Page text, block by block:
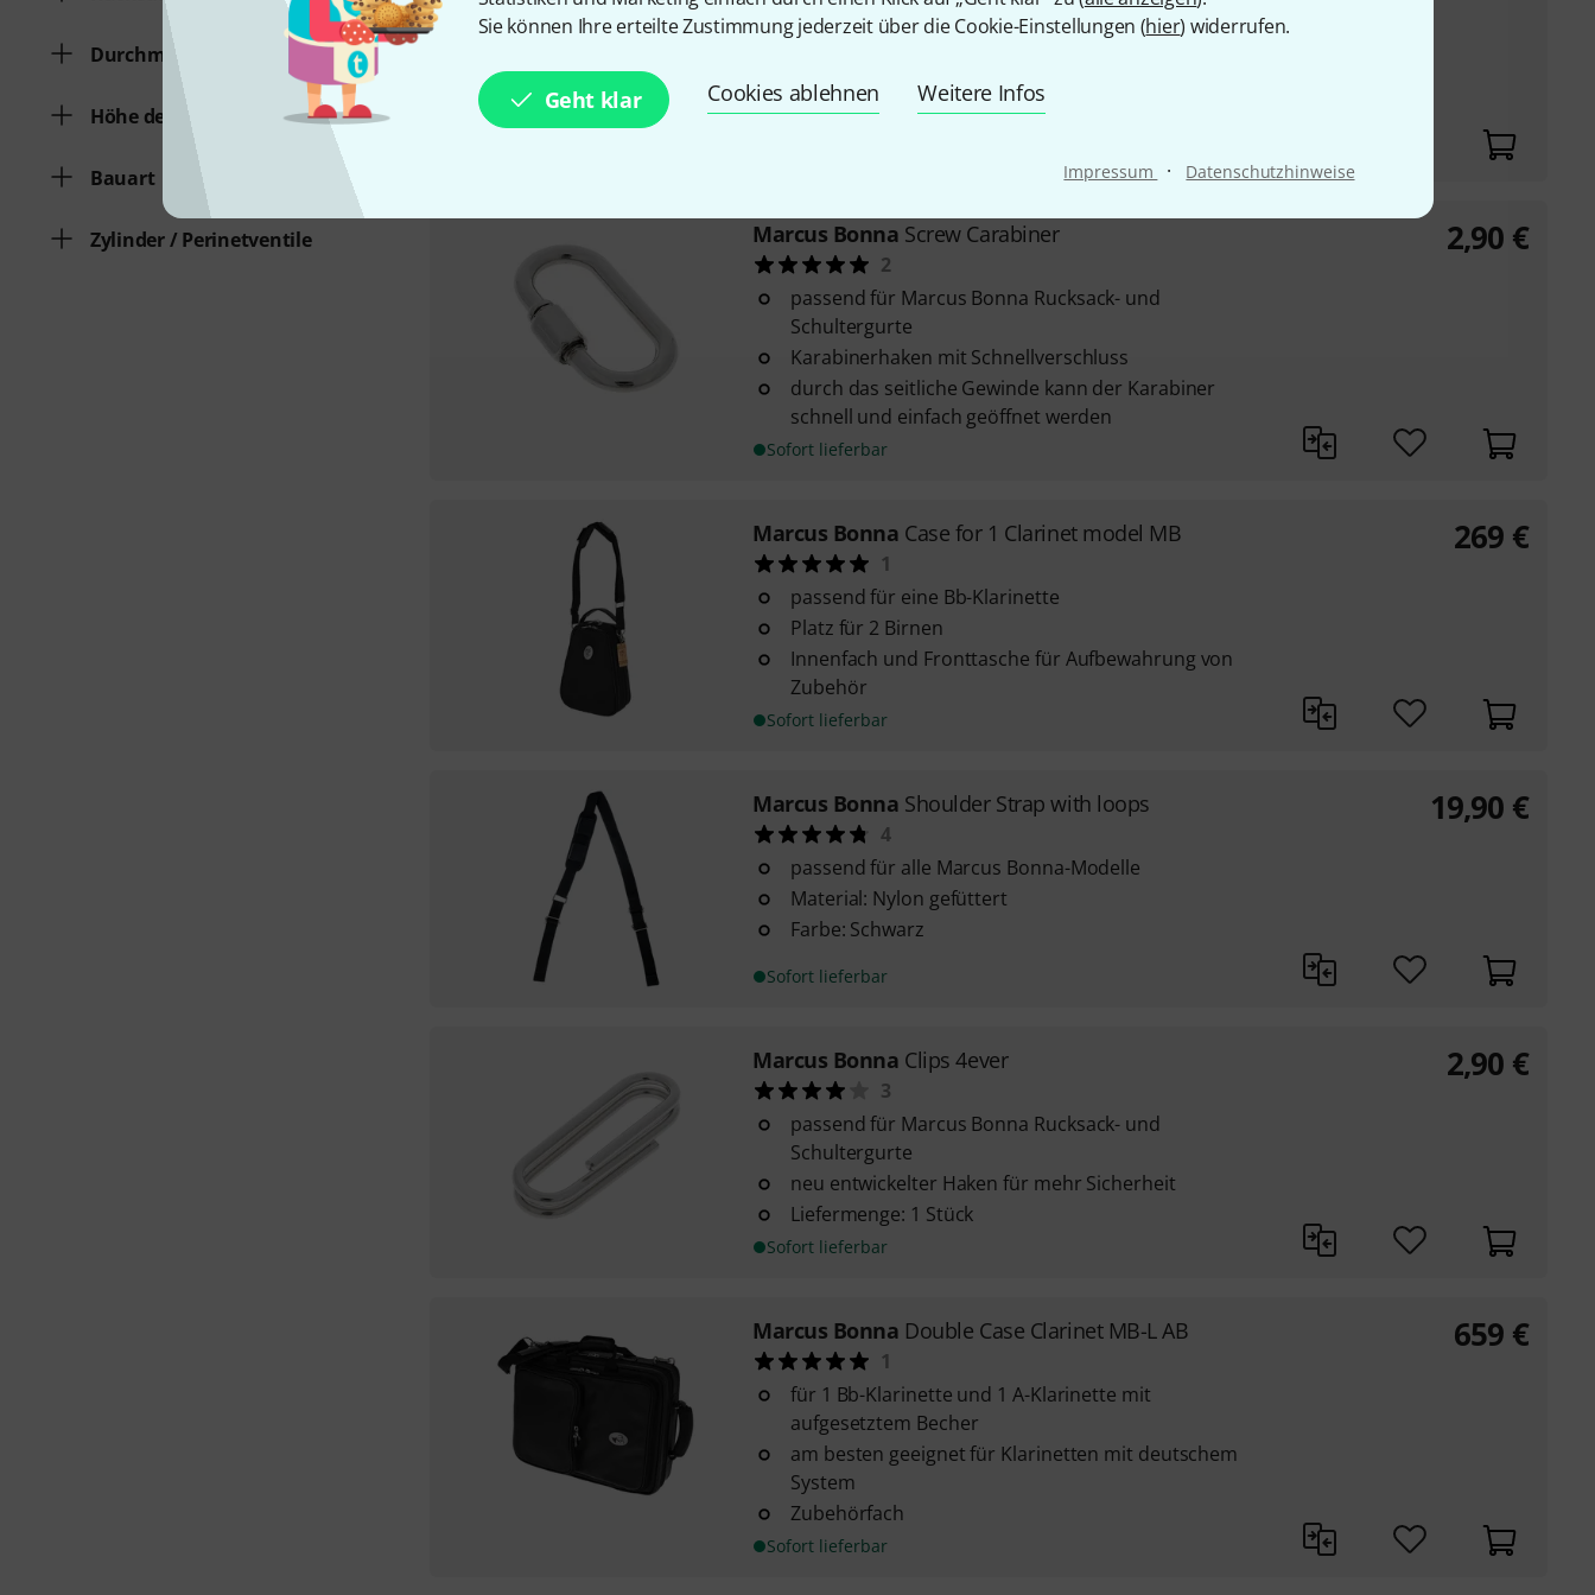
Sie können Ihre erteilte Zustimmung jederzeit über die Cookie-Einstellungen (hier) widerrufen.
Geht klar Cookies ablehnen Weitere Infos
Impressum · Datenschutzhinweise
Durchmesser Schallbecher
Höhe des Instruments
Bauart
Zylinder / Perinetventile
Modell MB
passend für alle Marcus Bonna Modelle
Marcus Bonna Screw Carabiner
2
passend für Marcus Bonna Rucksack- und
Schultergurte
Karabinerhaken mit Schnellverschluss
durch das seitliche Gewinde kann der Karabiner
schnell und einfach geöffnet werden
Sofort lieferbar
2,90 €
Marcus Bonna Case for 1 Clarinet model MB
1
passend für eine Bb-Klarinette
Platz für 2 Birnen
Innenfach und Fronttasche für Aufbewahrung von
Zubehör
Sofort lieferbar
269 €
Marcus Bonna Shoulder Strap with loops
4
passend für alle Marcus Bonna-Modelle
Material: Nylon gefüttert
Farbe: Schwarz
Sofort lieferbar
19,90 €
Marcus Bonna Clips 4ever
3
passend für Marcus Bonna Rucksack- und
Schultergurte
neu entwickelter Haken für mehr Sicherheit
Liefermenge: 1 Stück
Sofort lieferbar
2,90 €
Marcus Bonna Double Case Clarinet MB-L AB
1
für 1 Bb-Klarinette und 1 A-Klarinette mit
aufgesetztem Becher
am besten geeignet für Klarinetten mit deutschem
System
Zubehörfach
Sofort lieferbar
659 €